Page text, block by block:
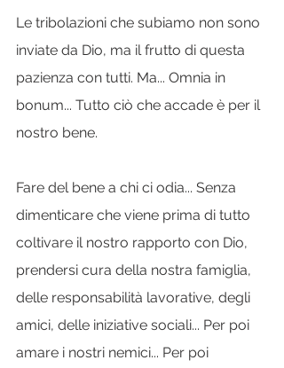
Le tribolazioni che subiamo non sono
inviate da Dio, ma il frutto di questa
pazienza con tutti. Ma... Omnia in
bonum... Tutto ciò che accade è per il
nostro bene.
Fare del bene a chi ci odia... Senza
dimenticare che viene prima di tutto
coltivare il nostro rapporto con Dio,
prendersi cura della nostra famiglia,
delle responsabilità lavorative, degli
amici, delle iniziative sociali... Per poi
amare i nostri nemici... Per poi